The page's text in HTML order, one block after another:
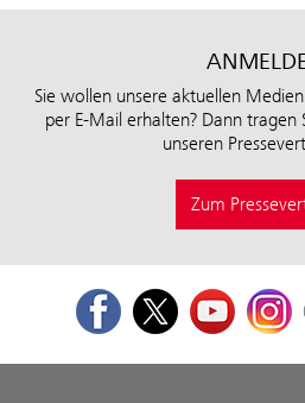
Sie wollen unsere aktuellen
per E-Mail erhalten? Dann tragen
unseren
Zum
FacebookTwitterYoutube